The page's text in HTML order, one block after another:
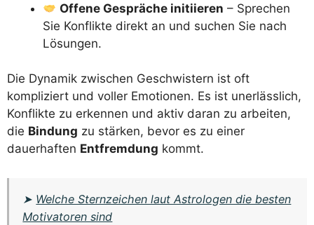
Offene Gespräche initiieren – Sprechen
Sie Konflikte direkt an und suchen Sie nach
Lösungen.
Die Dynamik zwischen Geschwistern ist oft
kompliziert und voller Emotionen. Es ist unerlässlich,
Konflikte zu erkennen und aktiv daran zu arbeiten,
die Bindung zu stärken, bevor es zu einer
dauerhaften Entfremdung kommt.
➤ Welche Sternzeichen laut Astrologen die besten
Motivatoren sind